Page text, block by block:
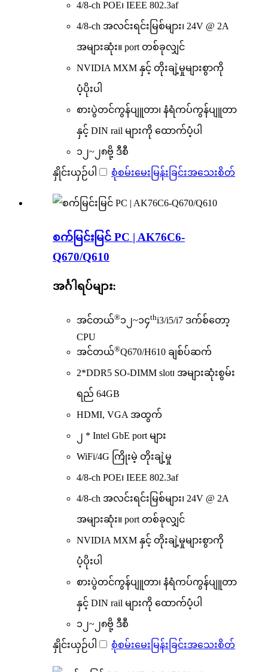
4/8-ch POE၊ IEEE 802.3af
4/8-ch အလင်းရင်းမြစ်များ၊ 24V @ 2A
အများဆုံး။ port တစ်ခုလျှင်
NVIDIA MXM နှင့် တိုးချဲ့မှုများစွာကို
ပံ့ပိုးပါ
စားပွဲတင်ကွန်ပျူတာ၊ နံရံကပ်ကွန်ပျူတာ
နှင့် DIN rail များကို ထောက်ပံ့ပါ
၁၂~၂၈ဗို့ ဒီစီ
နှိုင်းယှဉ်ပါ စုံစမ်းမေးမြန်းခြင်းအသေးစိတ်
စက်မြင်းမြင် PC | AK76C6-
Q670/Q610
အင်္ဂါရပ်များ:
အင်တယ်®၁၂~၁၄thi3/i5/i7 ဒက်စ်တော့
CPU
အင်တယ်®Q670/H610 ချစ်ပ်ဆက်
2*DDR5 SO-DIMM slot၊ အများဆုံးစွမ်း
ရည် 64GB
HDMI, VGA အထွက်
၂ * Intel GbE port များ
WiFi/4G ကြိုးမဲ့ တိုးချဲ့မှု
4/8-ch POE၊ IEEE 802.3af
4/8-ch အလင်းရင်းမြစ်များ၊ 24V @ 2A
အများဆုံး။ port တစ်ခုလျှင်
NVIDIA MXM နှင့် တိုးချဲ့မှုများစွာကို
ပံ့ပိုးပါ
စားပွဲတင်ကွန်ပျူတာ၊ နံရံကပ်ကွန်ပျူတာ
နှင့် DIN rail များကို ထောက်ပံ့ပါ
၁၂~၂၈ဗို့ ဒီစီ
နှိုင်းယှဉ်ပါ စုံစမ်းမေးမြန်းခြင်းအသေးစိတ်